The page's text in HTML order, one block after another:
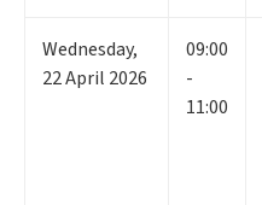
Wednesday,
22April 2026
09:00
-
11:00